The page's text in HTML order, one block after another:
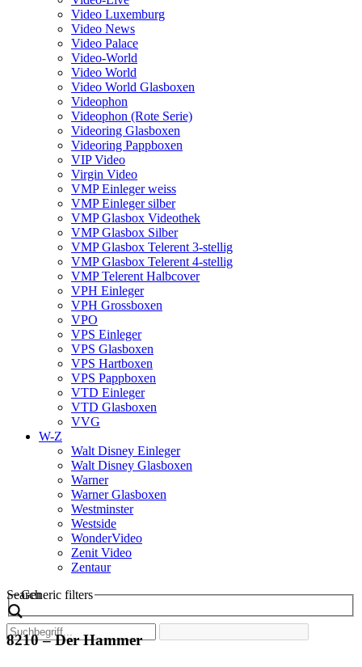
Video Luxemburg
Video News
Video Palace
Video-World
Video World
Video World Glasboxen
Videophon
Videophon (Rote Serie)
Videoring Glasboxen
Videoring Pappboxen
VIP Video
Virgin Video
VMP Einleger weiss
VMP Einleger silber
VMP Glasbox Videothek
VMP Glasbox Silber
VMP Glasbox Telerent 3-stellig
VMP Glasbox Telerent 4-stellig
VMP Telerent Halbcover
VPH Einleger
VPH Grossboxen
VPO
VPS Einleger
VPS Glasboxen
VPS Hartboxen
VPS Pappboxen
VTD Einleger
VTD Glasboxen
VVG
W-Z
Walt Disney Einleger
Walt Disney Glasboxen
Warner
Warner Glasboxen
Westminster
Westside
WonderVideo
Zenit Video
Zentaur
Search
Generic filters
8210 – Der Hammer